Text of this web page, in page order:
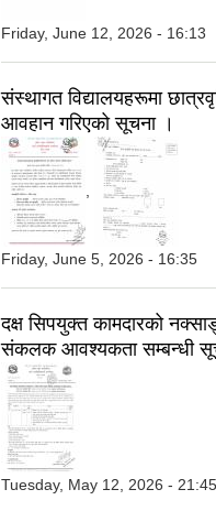
Friday, June 12, 2026 - 16:13
संस्थागत विद्यालयहरूमा
आवहान गरिएको सूचना ।
Friday, June 5, 2026 - 16:35
दक्ष सिपयुक्‍त कामदारको
संकलक आवश्यकता सम्बन्धी
Tuesday, May 12, 2026 - 21:45